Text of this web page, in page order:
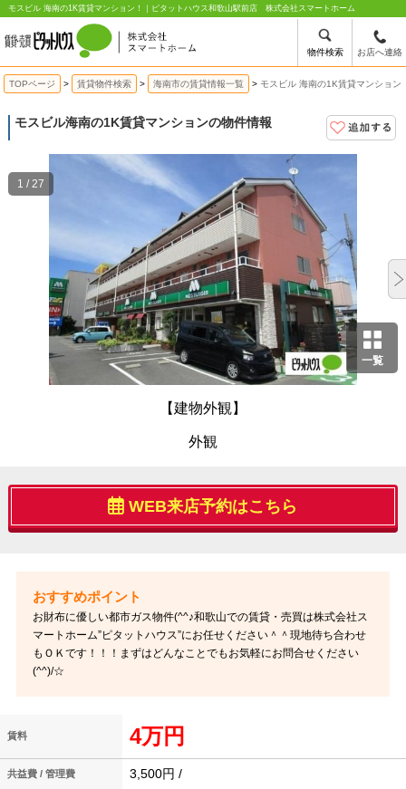
物件検索 お店へ連絡
モスビル 海南の1K賃貸マンション！｜ピタットハウス和歌山駅前店 株式会社スマートホーム
TOPページ 賃貸物件検索 海南市の賃貸情報一覧 モスビル 海南の1K賃貸マンション
モスビル海南の1K賃貸マンションの物件情報
一覧
【建物外観】
外観
1 / 27
WEB来店予約はこちら
お財布に優しい都市ガス物件(^^♪和歌山での賃貸・売買は株式会社ス
マートホーム”ピタットハウス”にお任せください＾＾現地待ち合わせ
もＯＫです！！！まずはどんなことでもお気軽にお問合せください
(^^)/☆
賃料 4万円
共益費 / 管理費 3,500円 /